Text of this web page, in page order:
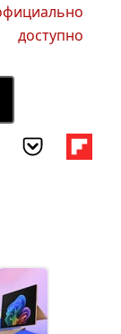
доступно